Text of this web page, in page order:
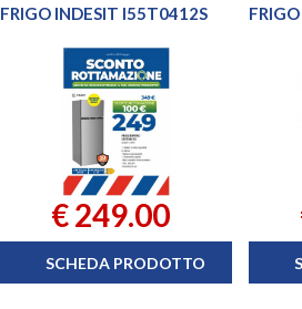
FRIGO INDESIT I55T0412S
€ 249.00
SCHEDA PRODOTTO